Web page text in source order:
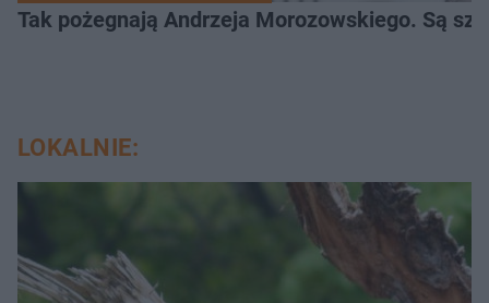
Tak pożegnają Andrzeja Morozowskiego. Są
LOKALNIE: